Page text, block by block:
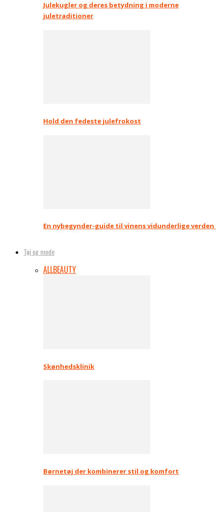
Julekugler og deres betydning i moderne
juletraditioner
Hold den fedeste julefrokost
En nybegynder-guide til vinens vidunderlige verden
Tøj og mode
ALLBEAUTY
Skønhedsklinik
Børnetøj der kombinerer stil og komfort